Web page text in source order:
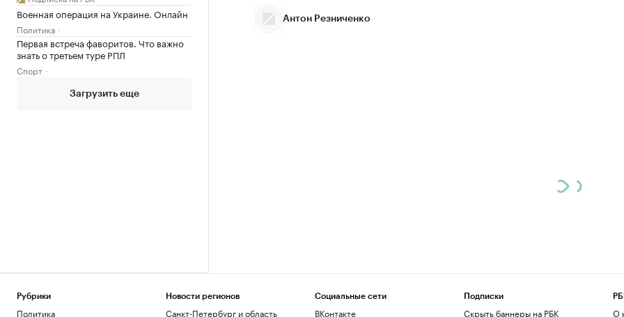
Военная операция на Украине. Онлайн
Политика
Первая встреча фаворитов. Что важно
знать о третьем туре РПЛ
Спорт
Загрузить еще
Антон Резниченко
Рубрики
Политика
Новости регионов
Санкт-Петербург и область
Социальные сети
ВКонтакте
Подписки
Скрыть баннеры на РБК
О